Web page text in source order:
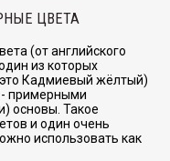
ЦВЕТА
(от английского
из которых
Кадмиевый жёлтый)
примерными
основы. Такое
и один очень
использовать как